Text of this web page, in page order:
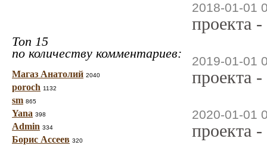
Топ 15
по количеству комментариев:
Магаз Анатолий 2040
poroch 1132
sm 865
Yana 398
Admin 334
Борис Ассеев 320
2018-01-01
проекта
2019-01-01
проекта
2020-01-01
проекта